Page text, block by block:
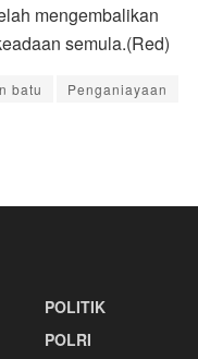
mengembalikan
semula.(Red)
batu
Penganiayaan
POLITIK
POLRI